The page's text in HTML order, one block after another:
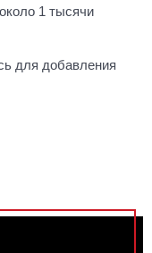
1 тысячи
для добавления